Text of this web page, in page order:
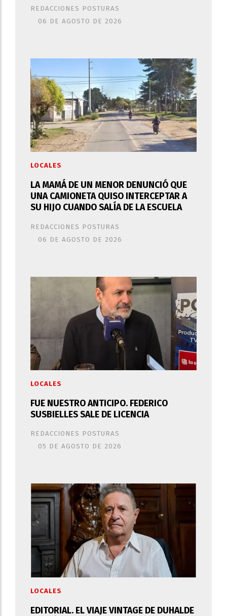
REDACCIONES POSTURAS
06 DE AGOSTO DE 2026
LA MAMÁ DE UN MENOR DENUNCIÓ QUE
UNA CAMIONETA QUISO INTERCEPTAR A
SU HIJO CUANDO SALÍA DE LA ESCUELA
REDACCIONES POSTURAS
LOCALES
06 DE AGOSTO DE 2026
FUE NUESTRO ANTICIPO. FEDERICO
SUSBIELLES SALE DE LICENCIA
REDACCIONES POSTURAS
LOCALES
05 DE AGOSTO DE 2026
EDITORIAL. EL VIAJE VINTAGE DE DUHALDE
LOCALES